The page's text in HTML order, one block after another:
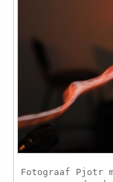
Fotograaf Pjotr